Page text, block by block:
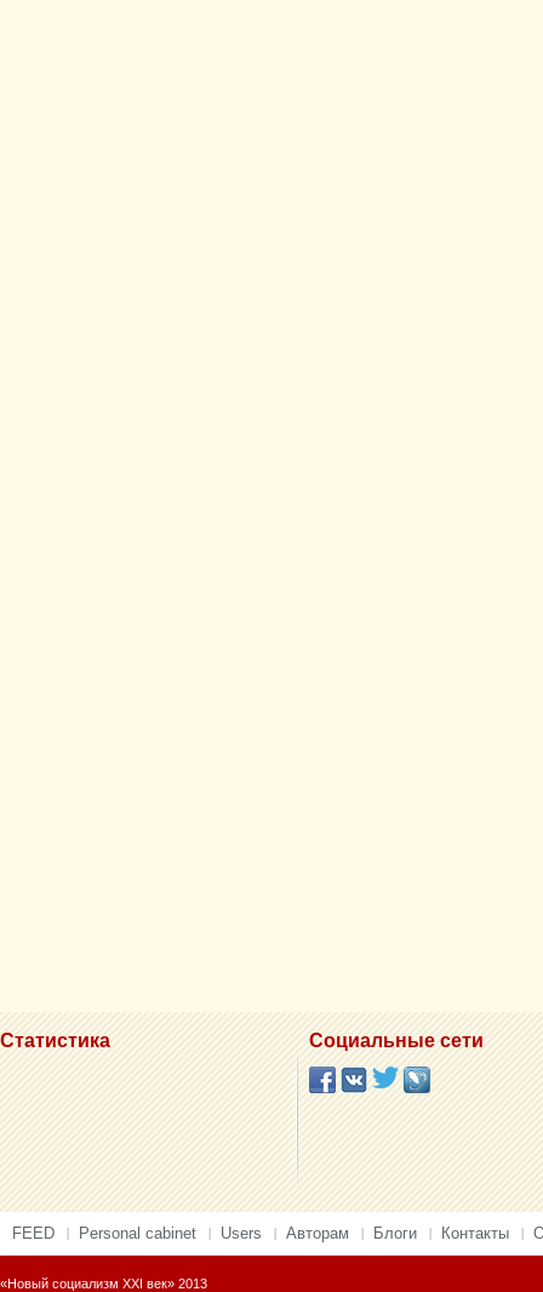
Статистика Социальные сети
FEED Personal cabinet Users Авторам Блоги Контакты
«Новый социализм XXI век» 2013